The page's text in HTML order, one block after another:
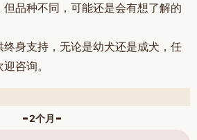
品种不同，可能还是会有想了解的
终身支持，无论是幼犬还是成犬，任
咨询。
2个月